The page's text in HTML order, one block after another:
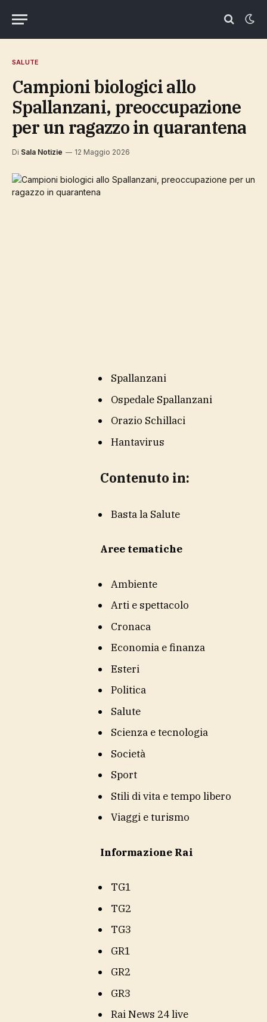
SALUTE
Campioni biologici allo
Spallanzani, preoccupazione
per un ragazzo in quarantena
Di Sala Notizie 12 Maggio 2026
Spallanzani
Ospedale Spallanzani
Orazio Schillaci
Hantavirus
Contenuto in:
Basta la Salute
Aree tematiche
Ambiente
Arti e spettacolo
Cronaca
Economia e finanza
Esteri
Politica
Salute
Scienza e tecnologia
Società
Sport
Stili di vita e tempo libero
Viaggi e turismo
Informazione Rai
TG1
TG2
TG3
GR1
GR2
GR3
Rai News 24 live